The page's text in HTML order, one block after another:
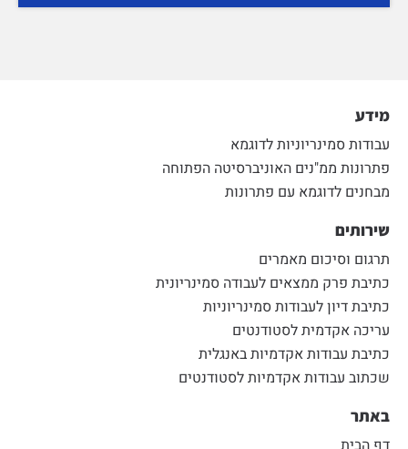
מידע
עבודות סמינריוניות לדוגמא
פתרונות ממ"נים האוניברסיטה הפתוחה
מבחנים לדוגמא עם פתרונות
שירותים
תרגום וסיכום מאמרים
כתיבת פרק ממצאים לעבודה סמינריונית
כתיבת דיון לעבודות סמינריוניות
עריכה אקדמית לסטודנטים
כתיבת עבודות אקדמיות באנגלית
שכתוב עבודות אקדמיות לסטודנטים
באתר